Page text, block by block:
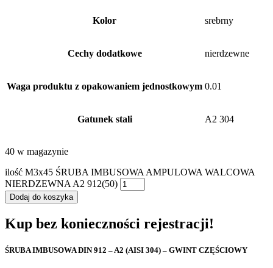
Kolor srebrny
Cechy dodatkowe nierdzewne
Waga produktu z opakowaniem jednostkowym 0.01
Gatunek stali A2 304
40 w magazynie
ilość M3x45 ŚRUBA IMBUSOWA AMPULOWA WALCOWA
NIERDZEWNA A2 912(50)
Dodaj do koszyka
Kup bez konieczności rejestracji!
ŚRUBA IMBUSOWA DIN 912 – A2 (AISI 304) – GWINT CZĘŚCIOWY